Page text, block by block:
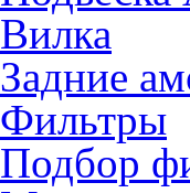
Вилка
Задние
Фильтры
Подбор